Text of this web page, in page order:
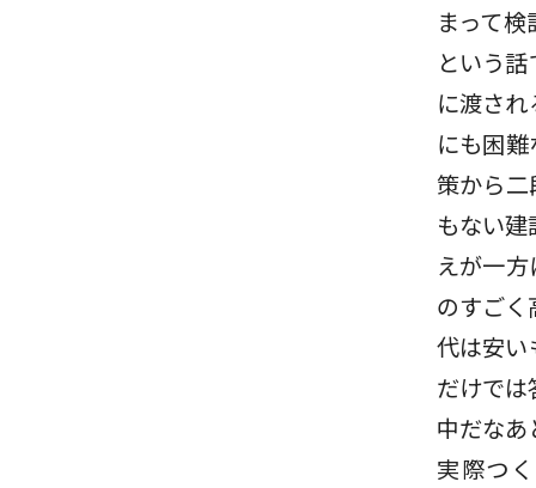
まって
という
に渡さ
にも困
策から
もない
えが一
のすご
代は安い
だけで
中だなあ
実際つ